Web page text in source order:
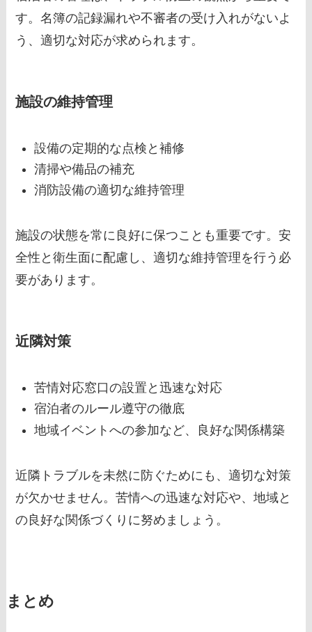
す。名簿の記録漏れや不審者の受け入れがないよ
う、適切な対応が求められます。
施設の維持管理
設備の定期的な点検と補修
清掃や備品の補充
消防設備の適切な維持管理
施設の状態を常に良好に保つことも重要です。安
全性と衛生面に配慮し、適切な維持管理を行う必
要があります。
近隣対策
苦情対応窓口の設置と迅速な対応
宿泊者のルール遵守の徹底
地域イベントへの参加など、良好な関係構築
近隣トラブルを未然に防ぐためにも、適切な対策
が欠かせません。苦情への迅速な対応や、地域と
の良好な関係づくりに努めましょう。
まとめ